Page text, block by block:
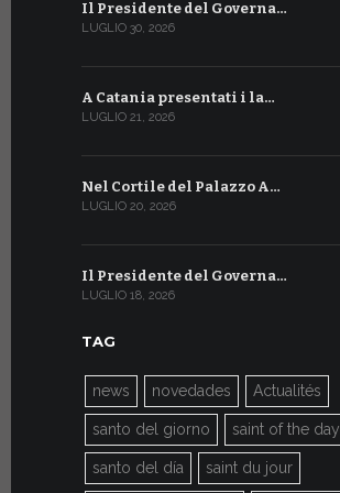
Il Presidente del Governa…
LUGLIO 30, 2026
A Catania presentati i la…
LUGLIO 21, 2026
Nel Cortile del Palazzo A…
LUGLIO 20, 2026
Il Presidente del Governa…
LUGLIO 18, 2026
TAG
news novedades Actualités
santo del giorno saint of the day
santo del día saint du jour